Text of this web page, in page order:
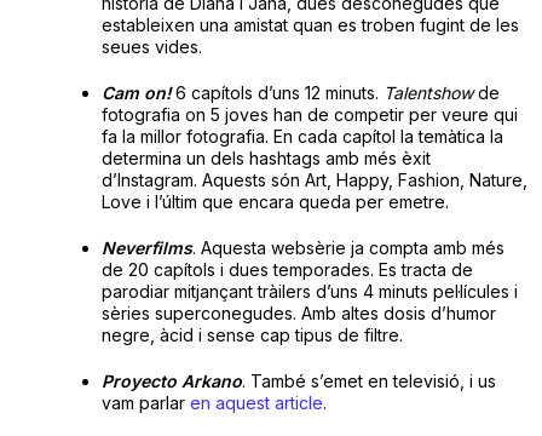
estableixen una amistat quan es troben fugint de les
seues vides.
Cam on!6 capítols d’uns 12 minuts. Talentshowde
fotografia on 5 joves han de competir per veure qui
fa la millor fotografia. En cada capítol la temàtica la
determina un dels hashtags amb més èxit
d’Instagram. Aquests són Art, Happy, Fashion, Nature,
Love i l’últim que encara queda per emetre.
Neverfilms. Aquesta websèrie ja compta amb més
de 20 capítols i dues temporades. Es tracta de
parodiar mitjançant tràilers d’uns 4 minuts pel·lícules i
sèries superconegudes. Amb altes dosis d’humor
negre, àcid i sense cap tipus de filtre.
Proyecto Arkano. També s’emet en televisió, i us
vam parlar en aquest article.